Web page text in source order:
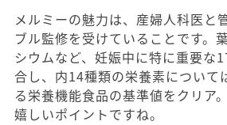
メルミーの魅力は、産婦人科医と
ブル監修を受けていることです。
シウムなど、妊娠中に特に重要な
合し、内14種類の栄養素について
る栄養機能食品の基準値をクリア
嬉しいポイントですね。